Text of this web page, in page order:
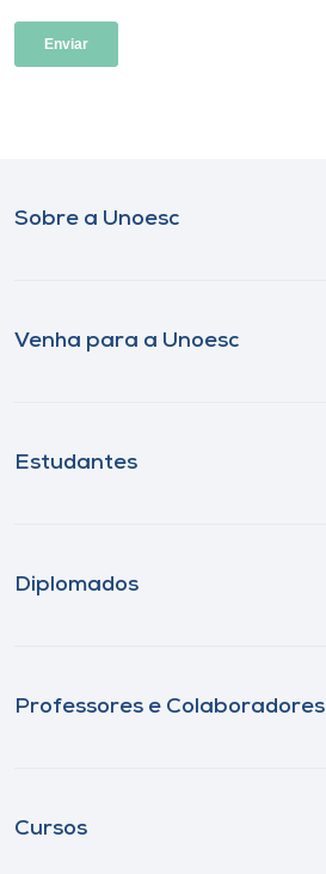
Sobre a Unoesc
Venha para a Unoesc
Estudantes
Diplomados
Professores e Colaboradores
Cursos